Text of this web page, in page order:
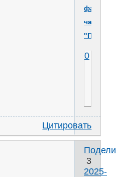
чата
0
Цитировать
3
2025-